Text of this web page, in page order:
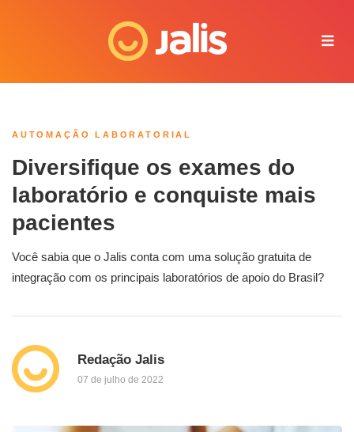
AUTOMAÇÃO LABORATORIAL
Diversifique os exames do
laboratório e conquiste mais
pacientes
Você sabia que o Jalis conta com uma solução gratuita de
integração com os principais laboratórios de apoio do Brasil?
Redação Jalis
07 de julho de 2022
Juliana - Jalis